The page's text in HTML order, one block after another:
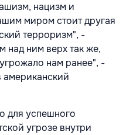
нацизм и
миром стоит другая
терроризм", -
над ним верх так же,
нам ранее", -
американский
для успешного
угрозе внутри